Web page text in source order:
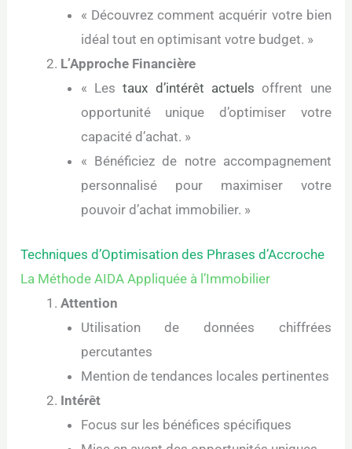
« Découvrez comment acquérir votre bien
idéal tout en optimisant votre budget. »
L’Approche Financière
« Lestaux d’intérêt actuels offrent une
opportunité unique d’optimiser votre
capacité d’achat. »
« Bénéficiez de notre accompagnement
personnalisé pour maximiser votre
pouvoir d’achat immobilier. »
Techniques d’Optimisation des Phrases d’Accroche
La Méthode AIDA Appliquée à l’Immobilier
Attention
Utilisation de données chiffrées
percutantes
Mention de tendances locales pertinentes
Intérêt
Focus sur les bénéfices spécifiques